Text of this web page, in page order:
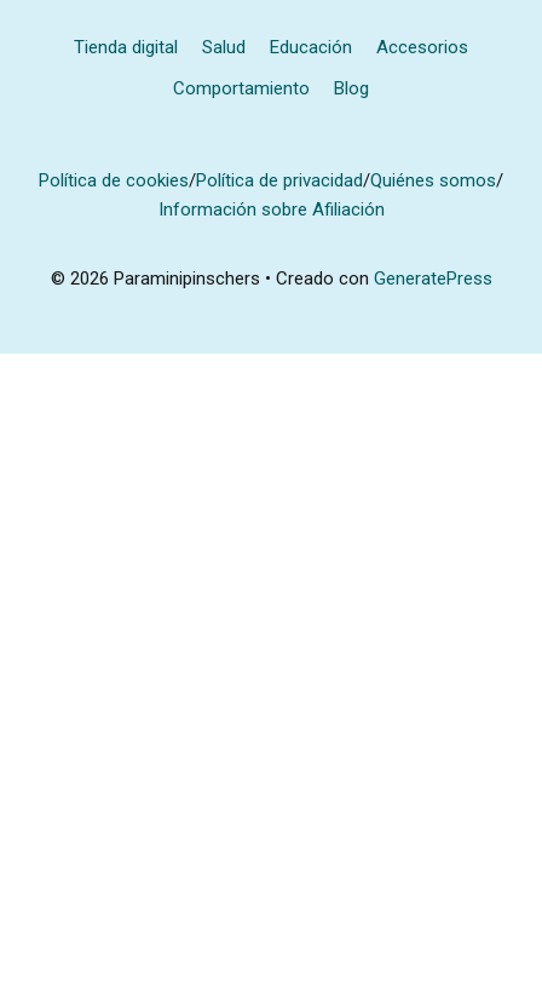
Tienda digital Salud Educación
Accesorios
Comportamiento
Blog
Política de cookies/Política de privacidad/Quiénes somos/
Información sobre Afiliación
© 2026 Paraminipinschers • Creado con GeneratePress